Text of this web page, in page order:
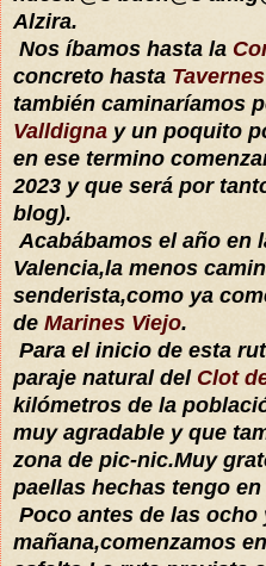
Alzira.
Nos íbamos hasta la
concreto hasta
también caminaríamos
Valldigna y un poquito
en ese termino
2023 y que será por
blog).
Acabábamos el año en
Valencia,la menos
senderista,como ya
de Marines Viejo.
Para el inicio de esta
paraje natural del Clot
kilómetros de la
muy agradable y que
zona de pic-nic.Muy
paellas hechas tengo
Poco antes de las ocho
mañana,comenzamos